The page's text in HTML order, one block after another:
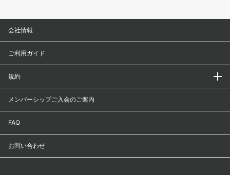
会社情報
ご利用ガイド
規約
メンバーシップご入会のご案内
FAQ
お問い合わせ